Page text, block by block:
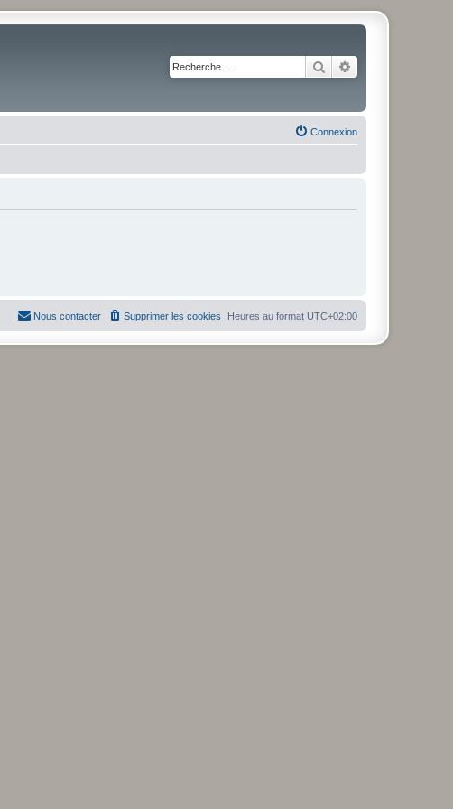
Rechercher
Connexion
Heures au format UTC+02:00
Supprimer les cookies
Nous contacter